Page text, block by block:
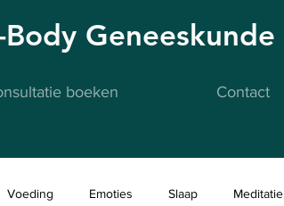
Geneeskunde
boeken Contact
Voeding Emoties Slaap Meditatie